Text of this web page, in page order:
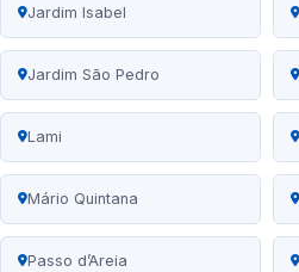
Jardim Isabel
Jardim São Pedro
Lami
Mário Quintana
Passo d’Areia